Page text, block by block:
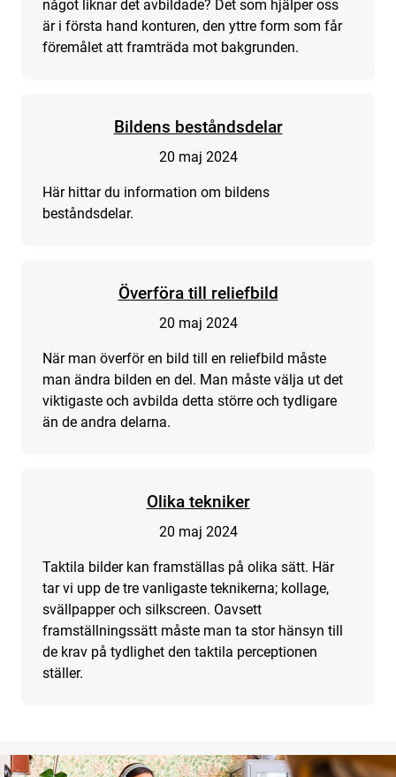
något liknar det avbildade? Det som hjälper oss
är i första hand konturen, den yttre form som får
föremålet att framträda mot bakgrunden.
Bildens beståndsdelar
20 maj 2024
Här hittar du information om bildens
beståndsdelar.
Överföra till reliefbild
20 maj 2024
När man överför en bild till en reliefbild måste
man ändra bilden en del. Man måste välja ut det
viktigaste och avbilda detta större och tydligare
än de andra delarna.
Olika tekniker
20 maj 2024
Taktila bilder kan framställas på olika sätt. Här
tar vi upp de tre vanligaste teknikerna; kollage,
svällpapper och silkscreen. Oavsett
framställningssätt måste man ta stor hänsyn till
de krav på tydlighet den taktila perceptionen
ställer.